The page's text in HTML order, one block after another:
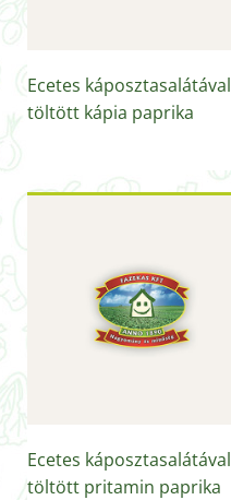
Ecetes káposztasalátával
töltött kápia paprika
Ecetes káposztasalátával
töltött pritamin paprika